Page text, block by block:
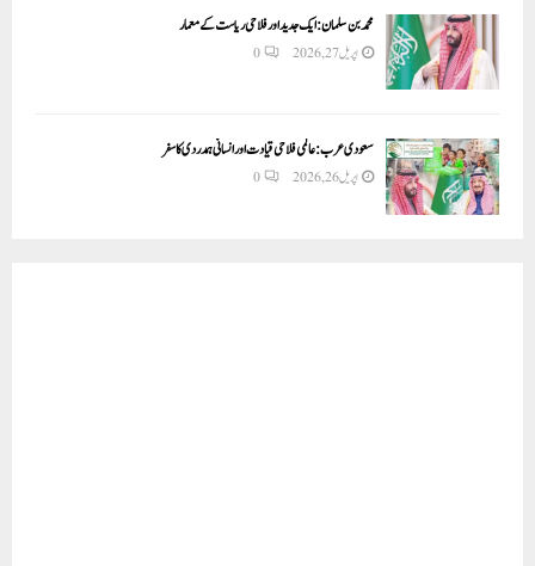
محمد بن سلمان: ایک جدید اور فلاحی ریاست کے معمار
اپریل 27, 2026 0
سعودی عرب: عالمی فلاحی قیادت اور انسانی ہمدردی کا سفر
اپریل 26, 2026 0